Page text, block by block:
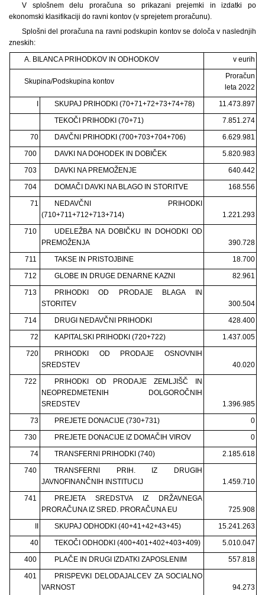
V splošnem delu proračuna so prikazani prejemki in izdatki po
ekonomski klasifikaciji do ravni kontov (v sprejetem proračunu).
Splošni del proračuna na ravni podskupin kontov se določa v naslednjih
zneskih:
A. BILANCA PRIHODKOV IN ODHODKOV
v eurih
Skupina/Podskupina kontov
Proračun
leta 2022
SKUPAJ PRIHODKI (70+71+72+73+74+78)
11.473.897
TEKOČI PRIHODKI (70+71)
7.851.274
70
DAVČNI PRIHODKI (700+703+704+706)
6.629.981
700
DAVKI NA DOHODEK IN DOBIČEK
5.820.983
703
DAVKI NA PREMOŽENJE
640.442
704
DOMAČI DAVKI NA BLAGO IN STORITVE
168.556
71
NEDAVČNI PRIHODKI
(710+711+712+713+714)
1.221.293
710
UDELEŽBA NA DOBIČKU IN DOHODKI OD
PREMOŽENJA
390.728
711
TAKSE IN PRISTOJBINE
18.700
712
GLOBE IN DRUGE DENARNE KAZNI
82.961
713
PRIHODKI OD PRODAJE BLAGA IN
STORITEV
300.504
714
DRUGI NEDAVČNI PRIHODKI
428.400
72
KAPITALSKI PRIHODKI (720+722)
1.437.005
720
PRIHODKI OD PRODAJE OSNOVNIH
SREDSTEV
40.020
722
PRIHODKI OD PRODAJE ZEMLJIŠČ IN
NEOPREDMETENIH DOLGOROČNIH
SREDSTEV
1.396.985
73
PREJETE DONACIJE (730+731)
0
730
PREJETE DONACIJE IZ DOMAČIH VIROV
0
74
TRANSFERNI PRIHODKI (740)
2.185.618
740
TRANSFERNI PRIH. IZ DRUGIH
JAVNOFINANČNIH INSTITUCIJ
1.459.710
741
PREJETA SREDSTVA IZ DRŽAVNEGA
PRORAČUNA IZ SRED. PRORAČUNA EU
725.908
SKUPAJ ODHODKI (40+41+42+43+45)
15.241.263
40
TEKOČI ODHODKI (400+401+402+403+409)
5.010.047
400
PLAČE IN DRUGI IZDATKI ZAPOSLENIM
557.818
401
PRISPEVKI DELODAJALCEV ZA SOCIALNO
VARNOST
94.273